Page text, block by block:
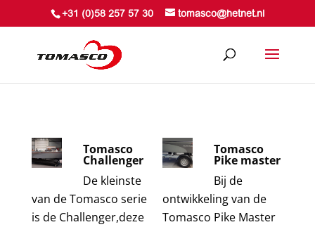
+31 (0)58 257 57 30 tomasco@hetnet.nl
Tomasco
Challenger
De kleinste
van de Tomasco serie
is de Challenger,deze
Tomasco
Pike master
Bij de
ontwikkeling van de
Tomasco Pike Master